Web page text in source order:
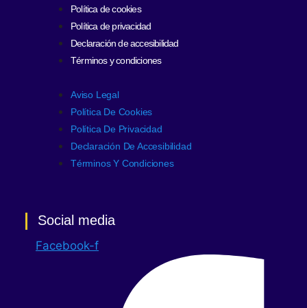
Política de cookies
Política de privacidad
Declaración de accesibilidad
Términos y condiciones
Aviso Legal
Política De Cookies
Política De Privacidad
Declaración De Accesibilidad
Términos Y Condiciones
Social media
Facebook-f